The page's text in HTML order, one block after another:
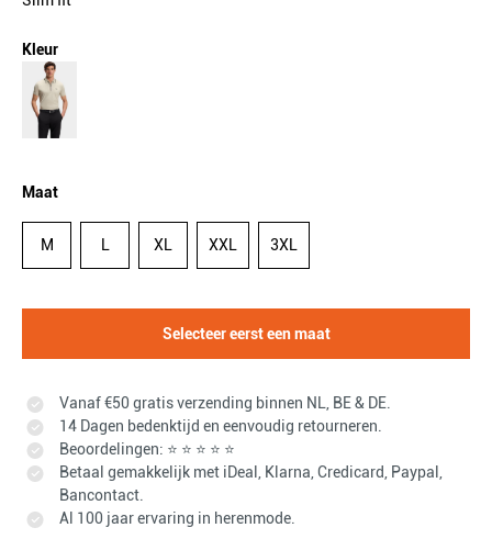
Kleur
Maat
M L XL XXL 3XL
Selecteer eerst een maat
Vanaf €50 gratis verzending binnen NL, BE & DE.
14 Dagen bedenktijd en eenvoudig retourneren.
Beoordelingen: ⭐ ⭐ ⭐ ⭐ ⭐
Betaal gemakkelijk met iDeal, Klarna, Credicard, Paypal,
Bancontact.
Al 100 jaar ervaring in herenmode.